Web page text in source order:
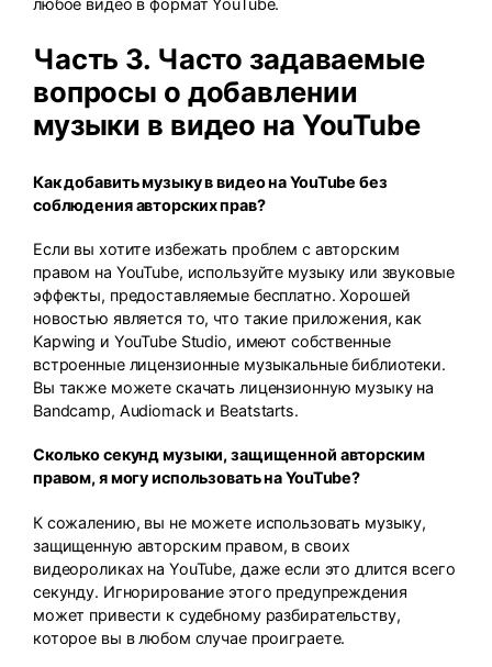
Часть 3. Часто задаваемые
вопросы о добавлении
музыки в видео на YouTube
Как добавить музыку в видео на YouTube без
соблюдения авторских прав?
Если вы хотите избежать проблем с авторским
правом на YouTube, используйте музыку или звуковые
эффекты, предоставляемые бесплатно. Хорошей
новостью является то, что такие приложения, как
Kapwing и YouTube Studio, имеют собственные
встроенные лицензионные музыкальные библиотеки.
Вы также можете скачать лицензионную музыку на
Bandcamp, Audiomack и Beatstarts.
Сколько секунд музыки, защищенной авторским
правом, я могу использовать на YouTube?
К сожалению, вы не можете использовать музыку,
защищенную авторским правом, в своих
видеороликах на YouTube, даже если это длится всего
секунду. Игнорирование этого предупреждения
может привести к судебному разбирательству,
которое вы в любом случае проиграете.